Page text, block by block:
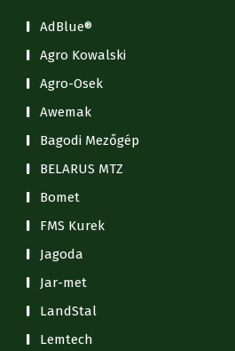
AdBlue®
Agro Kowalski
Agro-Osek
Awemak
Bagodi Mezőgép
BELARUS MTZ
Bomet
FMS Kurek
Jagoda
Jar-met
LandStal
Lemtech